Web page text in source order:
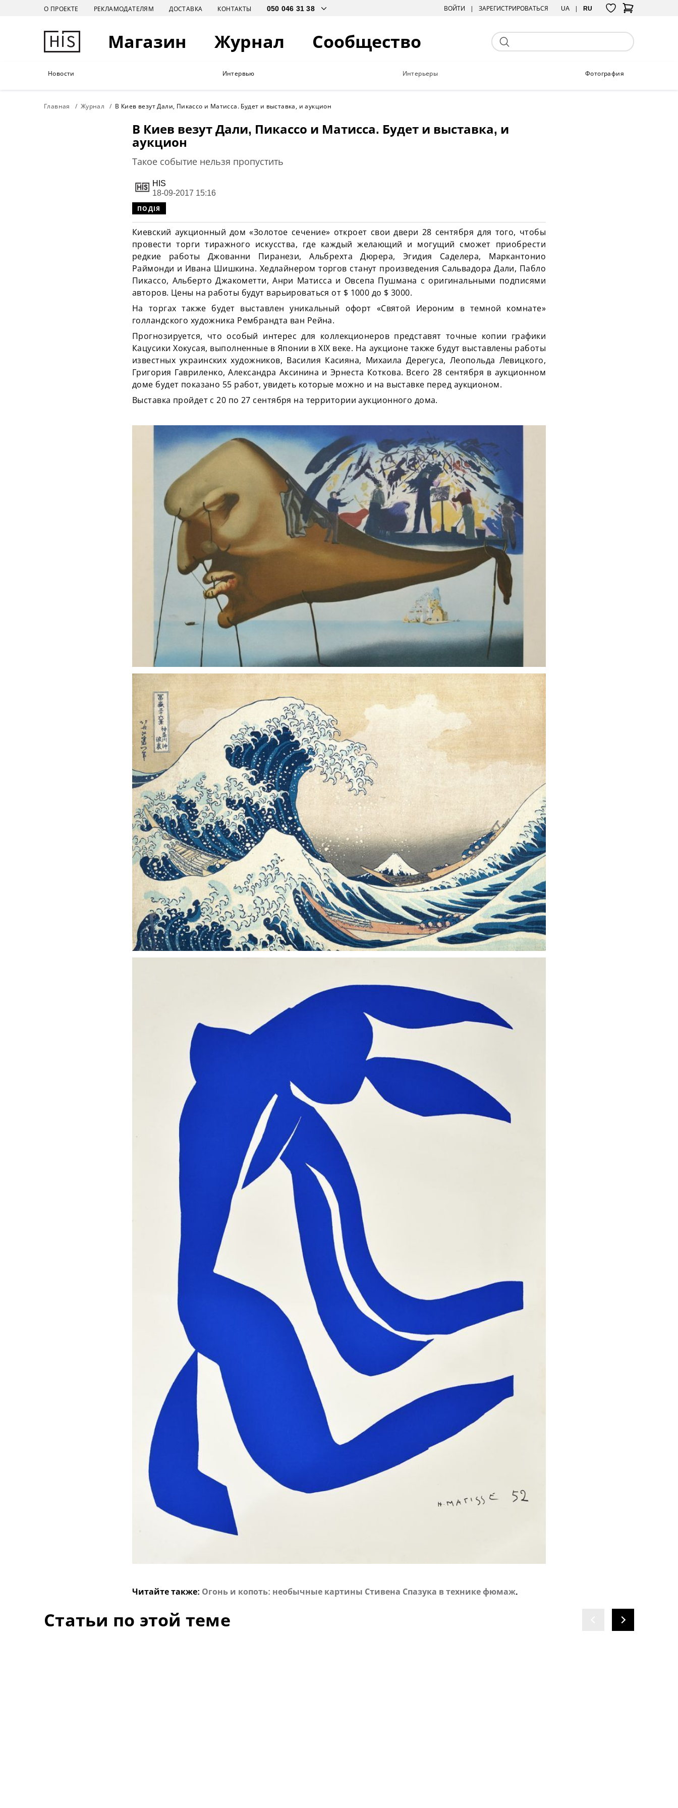
О ПРОЕКТЕ РЕКЛАМОДАТЕЛЯМ ДОСТАВКА КОНТАКТЫ ВОЙТИ ЗАРЕГИСТРИРОВАТЬСЯ UA RU
Магазин Журнал Сообщество
Новости Интервью Интерьеры Фотография
Главная Журнал В Киев везут Дали, Пикассо и Матисса. Будет и выставка, и аукцион
В Киев везут Дали, Пикассо и Матисса. Будет и выставка, и
аукцион
Такое событие нельзя пропустить
HIS
18-09-2017 15:16
ПОДІЯ
Киевский аукционный дом «Золотое сечение» откроет свои двери 28 сентября для того, чтобы
провести торги тиражного искусства, где каждый желающий и могущий сможет приобрести
редкие работы Джованни Пиранези, Альбрехта Дюрера, Эгидия Саделера, Маркантонио
Раймонди и Ивана Шишкина. Хедлайнером торгов станут произведения Сальвадора Дали, Пабло
Пикассо, Альберто Джакометти, Анри Матисса и Овсепа Пушмана с оригинальными подписями
авторов. Цены на работы будут варьироваться от $ 1000 до $ 3000.
На торгах также будет выставлен уникальный офорт «Святой Иероним в темной комнате»
голландского художника Рембрандта ван Рейна.
Прогнозируется, что особый интерес для коллекционеров представят точные копии графики
Кацусики Хокусая, выполненные в Японии в XIX веке. На аукционе также будут выставлены работы
известных украинских художников, Василия Касияна, Михаила Дерегуса, Леопольда Левицкого,
Григория Гавриленко, Александра Аксинина и Эрнеста Коткова. Всего 28 сентября в аукционном
доме будет показано 55 работ, увидеть которые можно и на выставке перед аукционом.
Выставка пройдет с 20 по 27 сентября на территории аукционного дома.
Читайте также: Огонь и копоть: необычные картины Стивена Спазука в технике фюмаж.
Статьи по этой теме